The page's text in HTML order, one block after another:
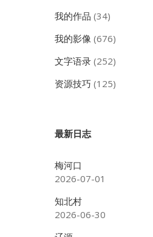
我的作品 (34)
我的影像 (676)
文字语录(252)
资源技巧 (125)
最新日志
梅河口
2026-07-01
知北村
2026-06-30